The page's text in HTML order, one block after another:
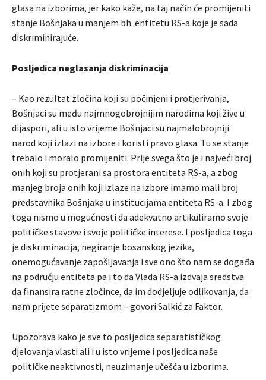
glasa na izborima, jer kako kaže, na taj način će promijeniti
stanje Bošnjaka u manjem bh. entitetu RS-a koje je sada
diskriminirajuće.
Posljedica neglasanja diskriminacija
– Kao rezultat zločina koji su počinjeni i protjerivanja,
Bošnjaci su među najmnogobrojnijim narodima koji žive u
dijaspori, ali u isto vrijeme Bošnjaci su najmalobrojniji
narod koji izlazi na izbore i koristi pravo glasa. Tu se stanje
trebalo i moralo promijeniti. Prije svega što je i najveći broj
onih koji su protjerani sa prostora entiteta RS-a, a zbog
manjeg broja onih koji izlaze na izbore imamo mali broj
predstavnika Bošnjaka u institucijama entiteta RS-a. I zbog
toga nismo u mogućnosti da adekvatno artikuliramo svoje
političke stavove i svoje političke interese. I posljedica toga
je diskriminacija, negiranje bosanskog jezika,
onemogućavanje zapošljavanja i sve ono što nam se događa
na području entiteta pa i to da Vlada RS-a izdvaja sredstva
da finansira ratne zločince, da im dodjeljuje odlikovanja, da
nam prijete separatizmom – govori Salkić za Faktor.
Upozorava kako je sve to posljedica separatističkog
djelovanja vlasti ali i u isto vrijeme i posljedica naše
političke neaktivnosti, neuzimanje učešća u izborima.